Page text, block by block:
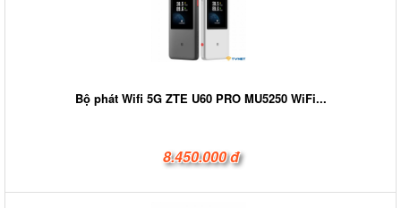
Bộ phát Wifi 5G ZTE U60 PRO MU5250 WiFi...
8.450.000 đ